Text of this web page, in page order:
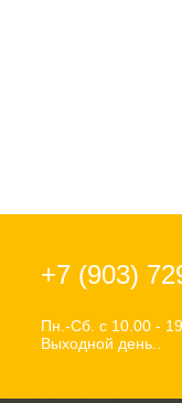
+7 (903)
Пн.-Сб. с 10.00 -
Выходной день..